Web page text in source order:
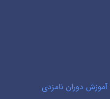
آموزش دوران نامزدی